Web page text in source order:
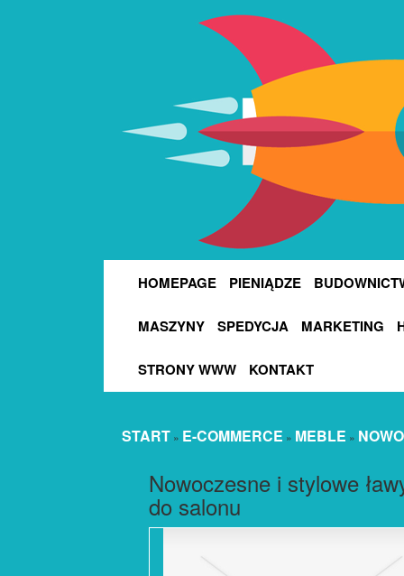
HOMEPAGE PIENIĄDZE
MASZYNY SPEDYCJA MARKETING
STRONY WWW KONTAKT
START » E-COMMERCE » MEBLE »
Nowoczesne i stylowe
do salonu